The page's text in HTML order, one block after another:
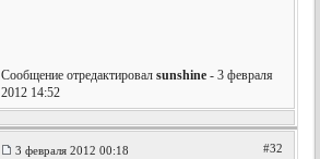
Сообщение отредактировалsunshine - 3 февраля
2012 14:52
3 февраля 2012 00:18 #32